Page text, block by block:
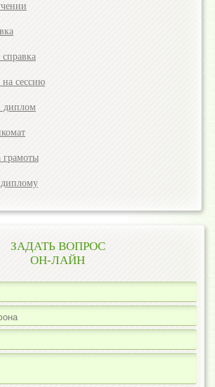
сессию
диплом
грамоты
ЗАДАТЬ ВОПРОС
ОН-ЛАЙН